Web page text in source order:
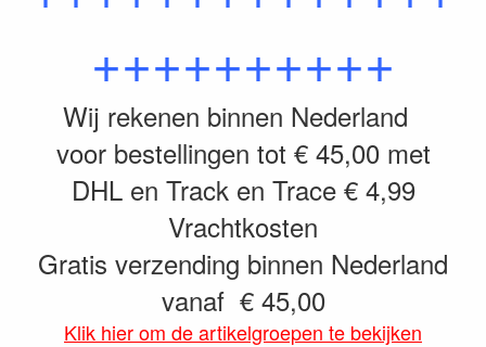
++++++++++
Wij rekenen binnen Nederland
voor bestellingen tot € 45,00 met
DHL en Track en Trace € 4,99
Vrachtkosten
Gratis verzending binnen Nederland
vanaf € 45,00
Klik hier om de artikelgroepen te bekijken